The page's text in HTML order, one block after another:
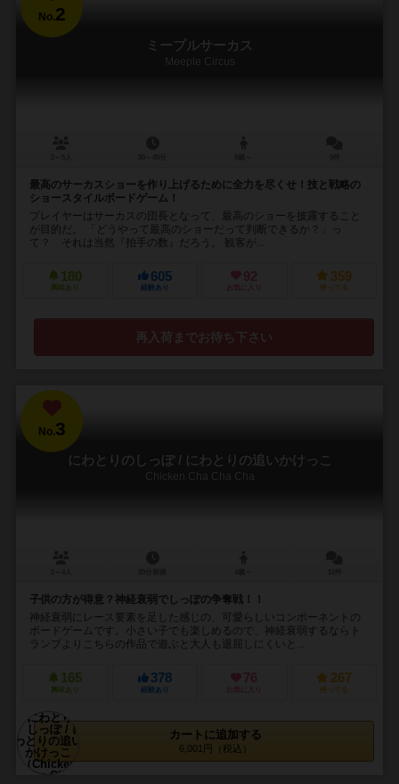
No.2
ミープルサーカス
Meeple Circus
最高のサーカスショーを作り上げるために全力を尽くせ！技と戦略の
ショースタイルボードゲーム！
プレイヤーはサーカスの団長となって、最高のショーを披露すること
が目的だ。 「どうやって最高のショーだって判断できるか？」っ
て？ それは当然『拍手の数』だろう。 観客が...
180
興味あり
605
経験あり
92
お気に入り
359
持ってる
再入荷までお待ち下さい
No.3
にわとりのしっぽ / にわとりの追いかけっこ
Chicken Cha Cha Cha
子供の方が得意？神経衰弱でしっぽの争奪戦！！
神経衰弱にレース要素を足した感じの、可愛らしいコンポーネントの
ボードゲームです。小さい子でも楽しめるので、神経衰弱するならト
ランプよりこちらの作品で遊ぶと大人も退屈しにくいと...
165
興味あり
378
経験あり
76
お気に入り
267
持ってる
カートに追加する
6,001円（税込）